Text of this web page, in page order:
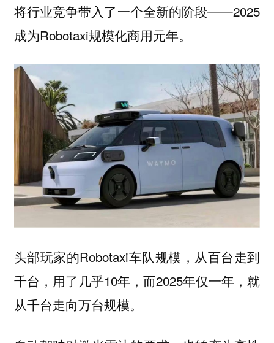
将行业竞争带入了一个全新的阶段——2025
成为Robotaxi规模化商用元年。
头部玩家的Robotaxi车队规模，从百台走到
千台，用了几乎10年，而2025年仅一年，就
从千台走向万台规模。